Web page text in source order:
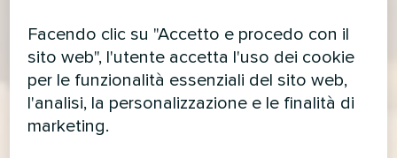
Facendo clic su "Accetto e procedo con il
sito web", l'utente accetta l'uso dei cookie
per le funzionalità essenziali del sito web,
l'analisi, la personalizzazione e le finalità di
marketing.